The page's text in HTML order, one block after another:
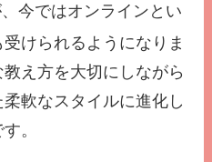
今ではオンラインとい
けられるようになりま
え方を大切にしながら
軟なスタイルに進化し
。